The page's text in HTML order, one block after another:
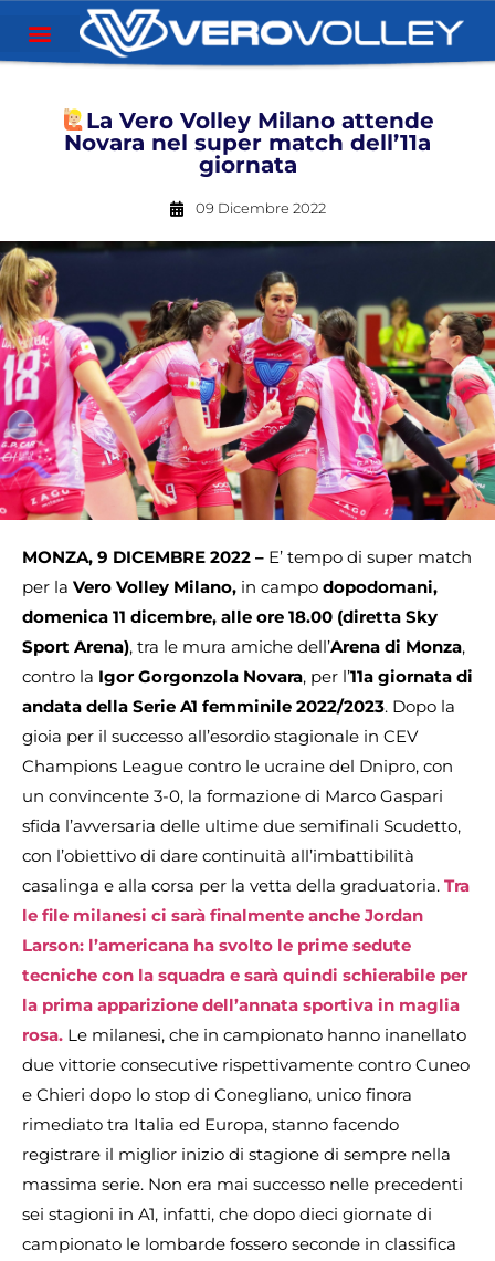
La Vero Volley Milano attende
Novara nel super match dell’11a
giornata
09 Dicembre 2022
MONZA, 9 DICEMBRE 2022 – E’ tempo di super match
per la Vero Volley Milano, in campo dopodomani,
domenica 11 dicembre, alle ore 18.00 (diretta Sky
Sport Arena), tra le mura amiche dell’Arena di Monza,
contro la Igor Gorgonzola Novara, per l’11a giornata di
andata della Serie A1 femminile 2022/2023. Dopo la
gioia per il successo all’esordio stagionale in CEV
Champions League contro le ucraine del Dnipro, con
un convincente 3-0, la formazione di Marco Gaspari
sfida l’avversaria delle ultime due semifinali Scudetto,
con l’obiettivo di dare continuità all’imbattibilità
casalinga e alla corsa per la vetta della graduatoria. Tra
le file milanesi ci sarà finalmente anche Jordan
Larson: l’americana ha svolto le prime sedute
tecniche con la squadra e sarà quindi schierabile per
la prima apparizione dell’annata sportiva in maglia
rosa. Le milanesi, che in campionato hanno inanellato
due vittorie consecutive rispettivamente contro Cuneo
e Chieri dopo lo stop di Conegliano, unico finora
rimediato tra Italia ed Europa, stanno facendo
registrare il miglior inizio di stagione di sempre nella
massima serie. Non era mai successo nelle precedenti
sei stagioni in A1, infatti, che dopo dieci giornate di
campionato le lombarde fossero seconde in classifica